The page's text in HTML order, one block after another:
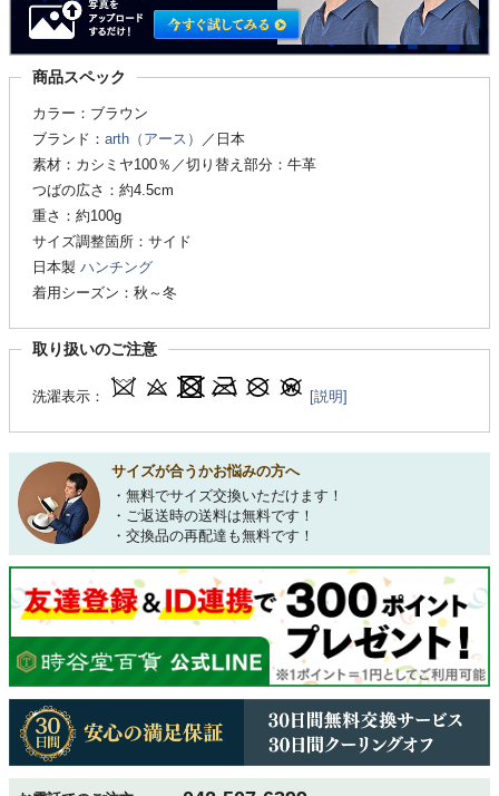
商品スペック
カラー：ブラウン
ブランド： arth（アース）
／日本
素材：カシミヤ100％／切り替え部分：牛革
つばの広さ：約4.5cm
重さ：約100g
サイズ調整箇所：サイド
日本製 ハンチング
着用シーズン：秋～冬
取り扱いのご注意
洗濯表示： [説明]
サイズが合うかお悩みの方へ
・無料でサイズ交換いただけます！
・ご返送時の送料は無料です！
・交換品の再配達も無料です！